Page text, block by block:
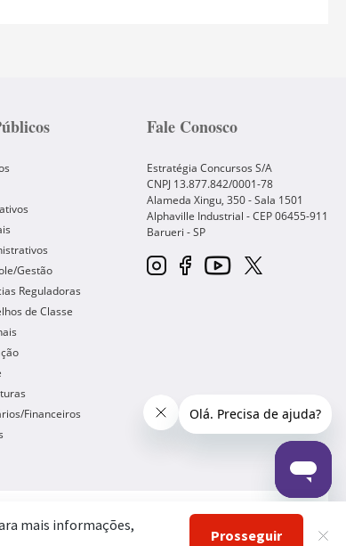
Gestão
Reguladoras
de Classe
Financeiros
Fale Conosco
Estratégia Concursos S/A
CNPJ 13.877.842/0001-78
Alameda Xingu, 350 - Sala 1501
Alphaville Industrial - CEP06455-911
Barueri -SP